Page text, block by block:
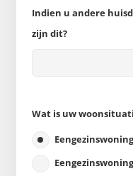
Indien u andere
zijn dit?
Wat is uw